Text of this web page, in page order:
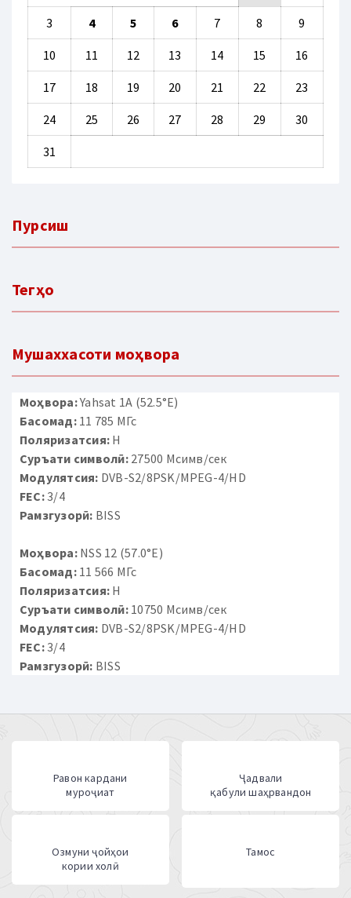
3 4 5 6 7 8 9
10 11 12 13 14 15 16
17 18 19 20 21 22 23
24 25 26 27 28 29 30
31
Пурсиш
Тегҳо
Мушаххасоти моҳвора
Моҳвора:Yahsat 1A (52.5°E)
Басомад:11 785 МГс
Поляризатсия: H
Суръати символӣ:27500 Мсимв/сек
Модулятсия: DVB-S2/8PSK/MPEG-4/HD
FEC:3/4
Рамзгузорӣ: BISS
Моҳвора:NSS 12 (57.0°E)
Басомад:11 566 МГс
Поляризатсия: H
Суръати символӣ:10750 Мсимв/сек
Модулятсия: DVB-S2/8PSK/MPEG-4/HD
FEC:3/4
Рамзгузорӣ: BISS
Равон кардани
муроҷиат
Ҷадвали
қабули шаҳрвандон
Озмуни ҷойҳои
кории холӣ
Тамос